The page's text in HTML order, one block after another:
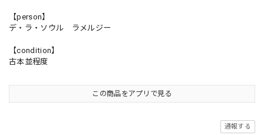
【person】
デ・ラ・ソウル ラメルジー
【condition】
古本並程度
この商品をアプリで見る
通報する